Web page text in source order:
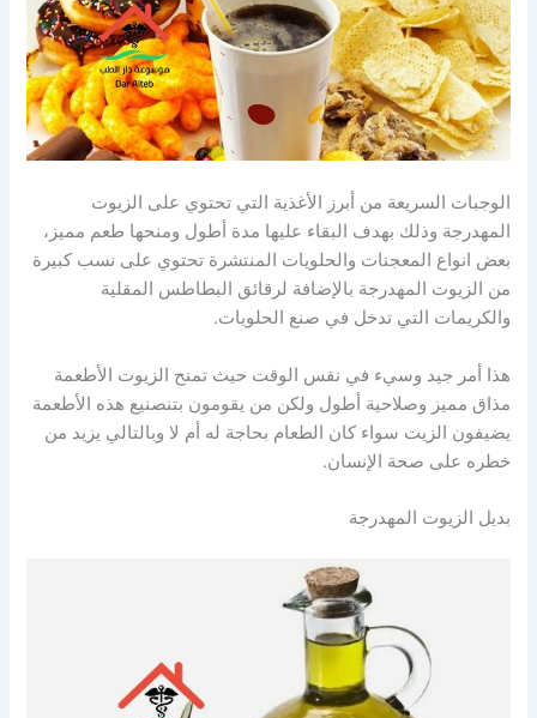
الوجبات السريعة من أبرز الأغذية التي تحتوي على الزيوت
المهدرجة وذلك بهدف البقاء عليها مدة أطول ومنحها طعم مميز،
بعض انواع المعجنات والحلويات المنتشرة تحتوي على نسب كبيرة
من الزيوت المهدرجة بالإضافة لرقائق البطاطس المقلية
والكريمات التي تدخل في صنع الحلويات.
هذا أمر جيد وسيء في نفس الوقت حيث تمنح الزيوت الأطعمة
مذاق مميز وصلاحية أطول ولكن من يقومون بتنصنيع هذه الأطعمة
يضيفون الزيت سواء كان الطعام بحاجة له أم لا وبالتالي يزيد من
خطره على صحة الإنسان.
بديل الزيوت المهدرجة